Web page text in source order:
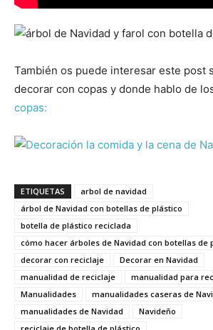
También os puede interesar este post
decorar con copas y donde hablo de
copas:
ETIQUETAS
arbol de navidad
árbol de Navidad con botellas de plástico
botella de plástico reciclada
cómo hacer árboles de Navidad con botellas de
decorar con reciclaje
Decorar en Navidad
manualidad de reciclaje
manualidad para
Manualidades
manualidades caseras de
manualidades de Navidad
Navideño